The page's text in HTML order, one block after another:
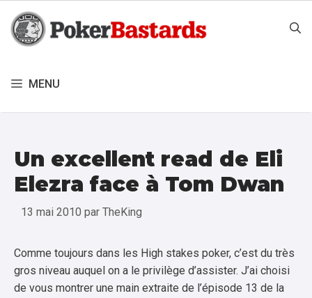
contenu
MENU
Un excellent read de Eli
Elezra face à Tom Dwan
13 mai 2010 par TheKing
Comme toujours dans les High stakes poker, c’est du très
gros niveau auquel on a le privilège d’assister. J’ai choisi
de vous montrer une main extraite de l’épisode 13 de la